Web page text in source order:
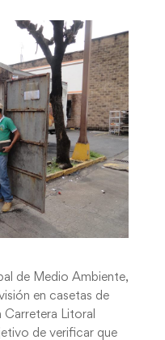
de Medio Ambiente,
en casetas de
Litoral
de verificar que